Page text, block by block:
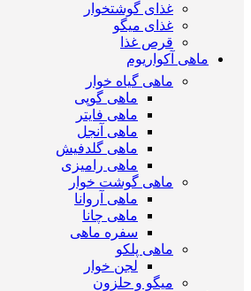
غذای گوشتخوار
غذای میگو
قرص غذا
ماهی آکواریوم
ماهی گیاه خوار
ماهی گوپی
ماهی فایتر
ماهی آنجل
ماهی گلدفیش
ماهی رامیزی
ماهی گوشت خوار
ماهی آروانا
ماهی چانا
سفره ماهی
ماهی پلکو
لجن خوار
میگو و حلزون